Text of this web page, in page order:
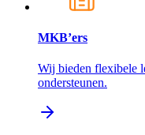
MKB’ers
Wij bieden flexibele
ondersteunen.